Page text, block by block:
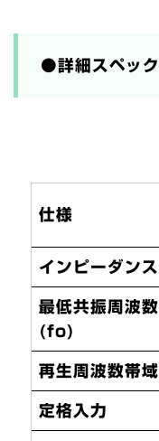
●詳細スペック
仕様
インピーダンス
最低共振周波数
(fo)
再生周波数帯域
定格入力